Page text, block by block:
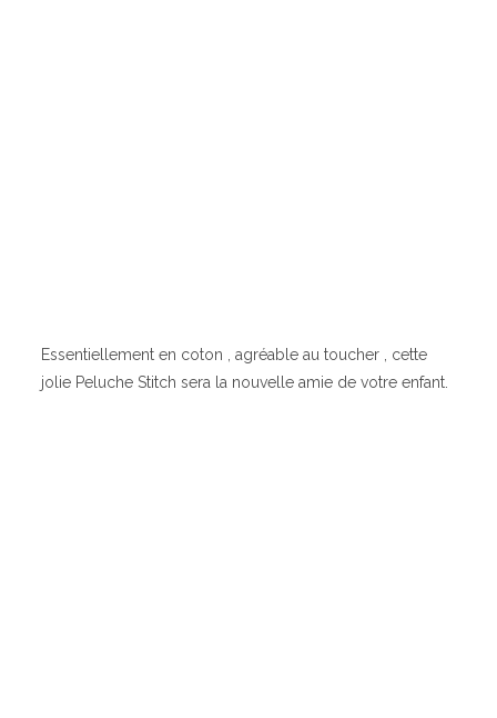
Essentiellement en coton , agréable au toucher , cette
jolie Peluche Stitch sera la nouvelle amie de votre enfant.